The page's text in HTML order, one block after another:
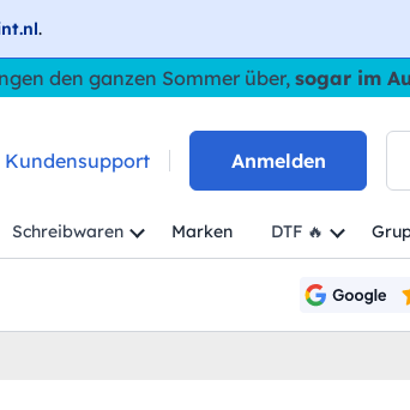
.
den ganzen Sommer über,sogar im
Kundensupport Anmelden
Schreibwaren Marken DTF 🔥